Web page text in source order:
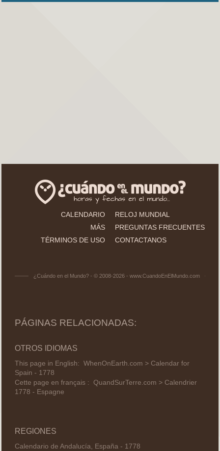
CALENDARIO
RELOJ MUNDIAL
MÁS
PREGUNTAS FRECUENTES
TÉRMINOS DE USO
CONTACTANOS
¿Cuándo en el Mundo? - © 2008-2026 - www.CuandoEnElMundo.com
PÁGINAS RELACIONADAS:
OTROS IDIOMAS
This page in English: WhenOnEarth.com > Calendar for
Spain - 1778
Cette page en français : QuandSurTerre.com > Calendrier
1778 - Espagne
REGIONES
Calendario de Andalucía, España - 1778